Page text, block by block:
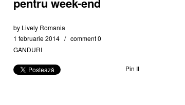
by Lively Romania
1 februarie 2014
comment 0
GȂNDURI
Pin It